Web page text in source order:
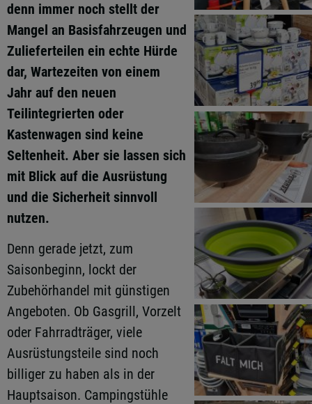
denn immer noch stellt der
Mangel an Basisfahrzeugen und
Zulieferteilen ein echte Hürde
dar, Wartezeiten von einem
Jahr auf den neuen
Teilintegrierten oder
Kastenwagen sind keine
Seltenheit. Aber sie lassen sich
mit Blick auf die Ausrüstung
und die Sicherheit sinnvoll
nutzen.
Denn gerade jetzt, zum
Saisonbeginn, lockt der
Zubehörhandel mit günstigen
Angeboten. Ob Gasgrill, Vorzelt
oder Fahrradträger, viele
Ausrüstungsteile sind noch
billiger zu haben als in der
Hauptsaison. Campingstühle